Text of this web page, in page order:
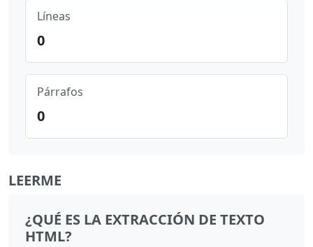
Líneas
0
Párrafos
0
LEERME
¿QUÉ ES LA EXTRACCIÓN DE TEXTO
HTML?